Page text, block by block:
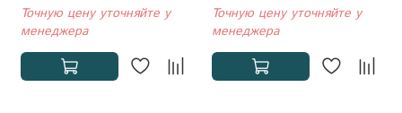
Точную цену уточняйте у
менеджера
Точную цену уточняйте у
менеджера